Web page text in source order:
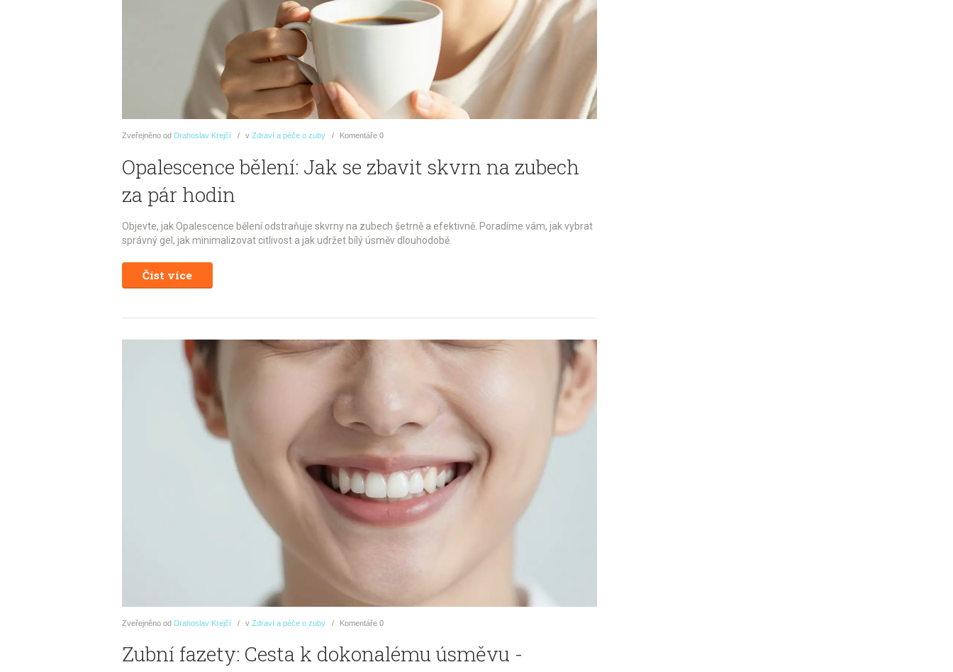
Zveřejněno od Drahoslav Krejčí v Zdraví a péče o zuby Komentáře 0
Opalescence bělení: Jak se zbavit skvrn na zubech
za pár hodin
Objevte, jak Opalescence bělení odstraňuje skvrny na zubech šetrně a efektivně. Poradíme vám, jak vybrat
správný gel, jak minimalizovat citlivost a jak udržet bílý úsměv dlouhodobě.
Číst více
Zveřejněno od Drahoslav Krejčí v Zdraví a péče o zuby Komentáře 0
Zubní fazety: Cesta k dokonalému úsměvu -